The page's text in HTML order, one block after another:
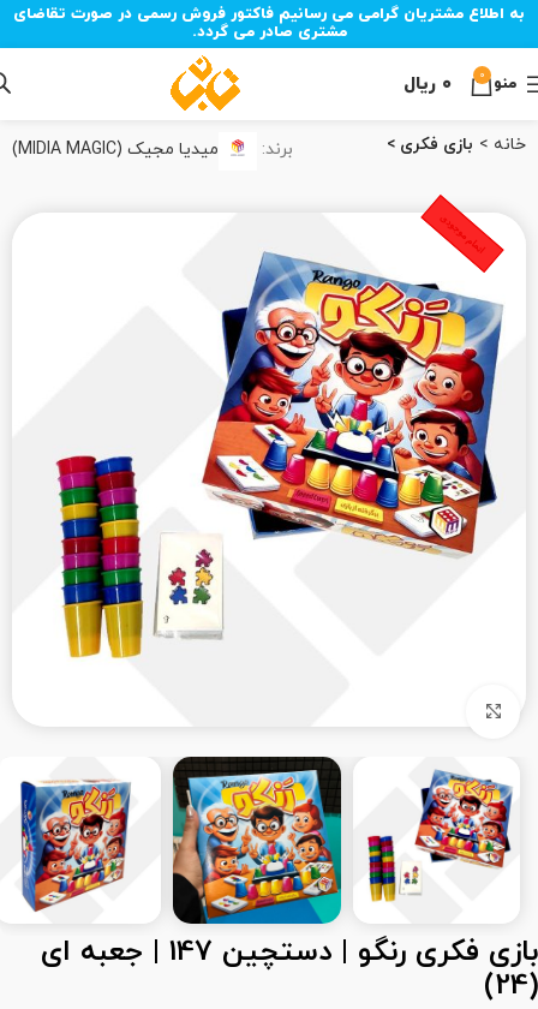
به اطلاع مشتریان گرامی می رسانیم فاکتور فروش رسمی در صورت تقاضای
مشتری صادر می گردد.
منو 0 ۰ ریال
خانه بازی فکری برند: میدیا مجیک (MIDIA MAGIC)
اتمام موجودی
بازی فکری رنگو | دستچین 147 | جعبه ای
(24)